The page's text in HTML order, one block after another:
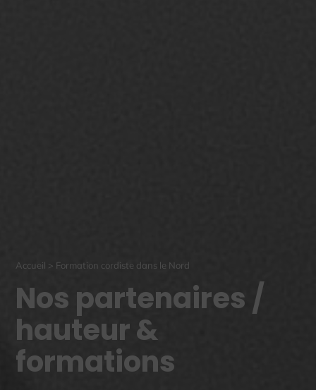
Accueil > Formation cordiste dans le Nord
Nos partenaires /
hauteur &
formations